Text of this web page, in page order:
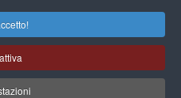
del sito
Brennenstuhl
e pittore
83430 Saint-Mandrier-sur-Mer,Provence-
-France